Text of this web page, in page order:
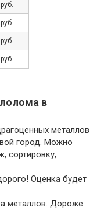
в
металлов
город. Можно
сортировку,
Оценка будет
металлов. Дороже